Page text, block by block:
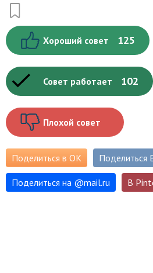
Хороший совет 125
Совет работает 102
Плохой совет
Поделиться в ОК Поделиться
Поделиться на @mail.ru В